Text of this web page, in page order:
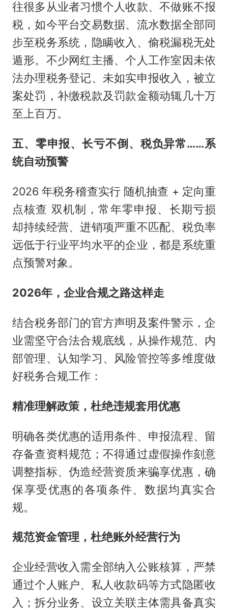
往很多从业者习惯个人收款、不做账不报
税，如今平台交易数据、流水数据全部同
步至税务系统，隐瞒收入、偷税漏税无处
遁形。不少网红主播、个人工作室因未依
法办理税务登记、未如实申报收入，被立
案处罚，补缴税款及罚款金额动辄几十万
至上百万。
五、零申报、长亏不倒、税负异常……系
统自动预警
2026 年税务稽查实行 随机抽查 + 定向重
点核查 双机制，常年零申报、长期亏损
却持续经营、进销项严重不匹配、税负率
远低于行业平均水平的企业，都是系统重
点预警对象。
2026年，企业合规之路这样走
结合税务部门的官方声明及案件警示，企
业需坚守合法合规底线，从操作规范、内
部管理、认知学习、风险管控等多维度做
好税务合规工作：
精准理解政策，杜绝违规套用优惠
明确各类优惠的适用条件、申报流程、留
存备查资料规范；不得通过虚假操作刻意
调整指标、伪造经营资质来骗享优惠，确
保享受优惠的各项条件、数据均真实合
规。
规范资金管理，杜绝账外经营行为
企业经营收入需全部纳入公账核算，严禁
通过个人账户、私人收款码等方式隐匿收
入；拆分业务、设立关联主体需具备真实